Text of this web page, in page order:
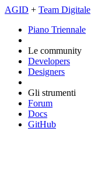
AGID + Team Digitale
Piano Triennale
Le community
Developers
Designers
Gli strumenti
Forum
Docs
GitHub